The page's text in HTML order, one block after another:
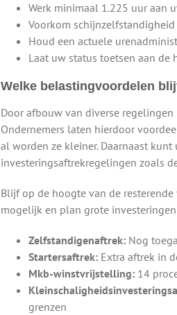
Werk minimaal 1.225 uur aan
Voorkom
Houd een actuele
Laat uw status toetsen aan de
Welke belastingvoordelen
Door afbouw van diverse
Ondernemers laten hierdoor
al worden ze kleiner. Daarnaast
investeringsaftrekregelingen zoals
Blijf op de hoogte van de
mogelijk en plan grote
Zelfstandigenaftrek: Nog
Startersaftrek: Extra aftrek in
Mkb-winstvrijstelling: 14
grenzen